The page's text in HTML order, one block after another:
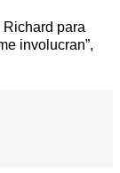
Richard para
involucran”,